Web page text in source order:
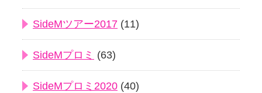
SideMツアー2017 (11)
SideMプロミ (63)
SideMプロミ2020 (40)